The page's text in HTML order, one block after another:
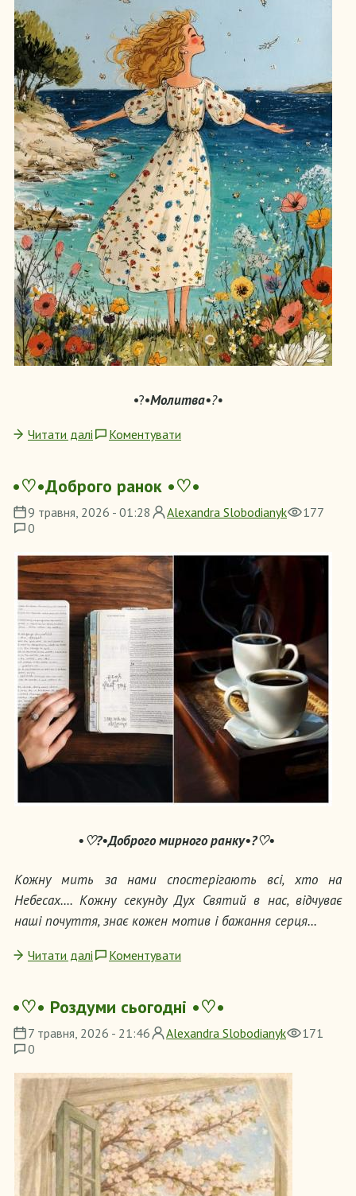
•?•Молитва•?•
Читати далі Коментувати
•♡•Доброго ранок •♡•
9 травня, 2026 - 01:28 Alexandra Slobodianyk
177
0
•♡?•Доброго мирного ранку•?♡•
Кожну мить за нами спостерігають всі, хто на
Небесах.... Кожну секунду Дух Святий в нас, відчуває
наші почуття, знає кожен мотив і бажання серця...
Читати далі Коментувати
•♡• Роздуми сьогодні •♡•
7 травня, 2026 - 21:46 Alexandra Slobodianyk
171
0